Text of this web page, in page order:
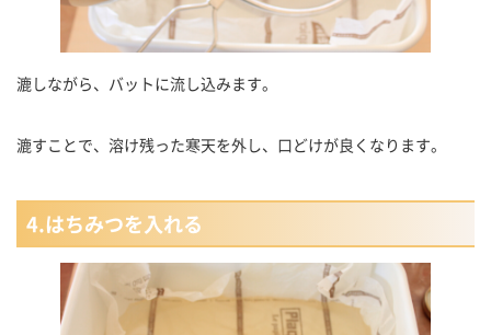
漉しながら、バットに流し込みます。
漉すことで、溶け残った寒天を外し、口どけが良くなります。
4.はちみつを入れる